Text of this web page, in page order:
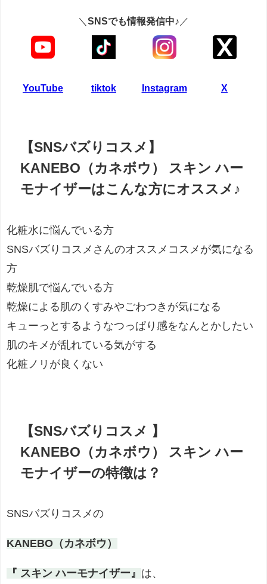
＼ SNSでも情報発信中♪ ／
YouTube tiktok Instagram X
【SNSバズりコスメ】
KANEBO（カネボウ） スキン ハー
モナイザーはこんな方にオススメ♪
化粧水に悩んでいる方
SNSバズりコスメさんのオススメコスメが気になる
方
乾燥肌で悩んでいる方
乾燥による肌のくすみやごわつきが気になる
キューっとするようなつっぱり感をなんとかしたい
肌のキメが乱れている気がする
化粧ノリが良くない
【SNSバズりコスメ 】
KANEBO（カネボウ） スキン ハー
モナイザーの特徴は？
SNSバズりコスメの
KANEBO（カネボウ）
『 スキン ハーモナイザー』 は、